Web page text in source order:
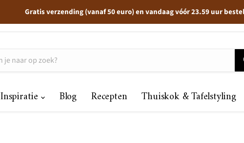
Gratis verzending (vanaf 50 euro) en vandaag vóór 23.59 uur
Inspiratie Blog Recepten Thuiskok & Tafelstyling